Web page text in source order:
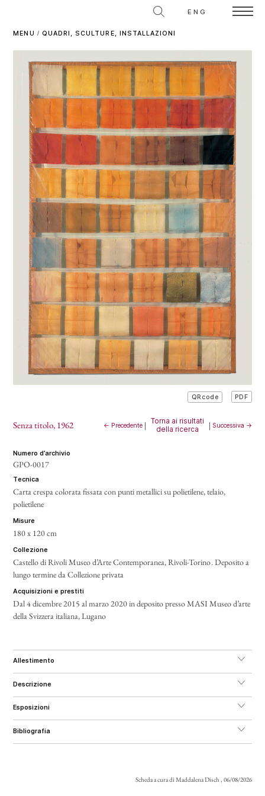
ENG
MENU / QUADRI, SCULTURE, INSTALLAZIONI
QRcode PDF
Senza titolo, 1962 ← Precedente|
Torna ai risultati
della ricerca
Successiva →
numero d’archivio
GPO-0017
tecnica
Carta crespa colorata fissata con punti metallici su polietilene, telaio,
polietilene
misure
180 x 120 cm
collezione
Castello di Rivoli Museo d’Arte Contemporanea,Rivoli-Torino. Deposito a
lungo termine da Collezione privata
acquisizioni e prestiti
Dal 4 dicembre 2015 al marzo 2020 in deposito presso MASI Museo d’arte
della Svizzera italiana, Lugano
allestimento
descrizione
esposizioni
bibliografia
Scheda a cura di Maddalena Disch , 06/08/2026